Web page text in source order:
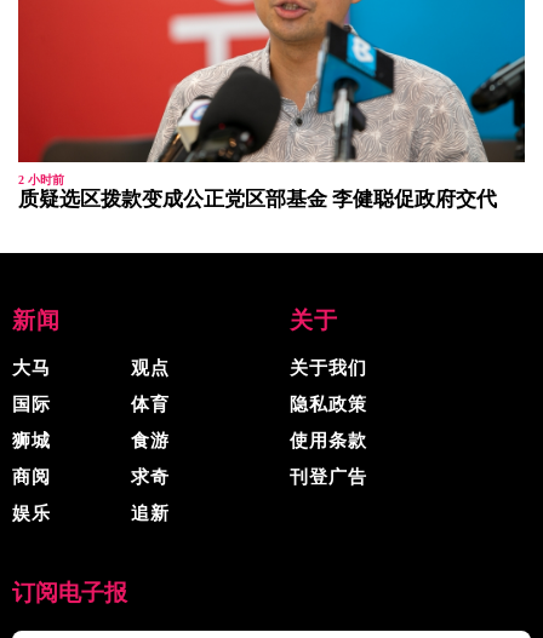
2 小时前
质疑选区拨款变成公正党区部基金 李健聪促政府交代
新闻
大马
国际
狮城
商阅
娱乐
观点
体育
食游
求奇
追新
关于
关于我们
隐私政策
使用条款
刊登广告
订阅电子报